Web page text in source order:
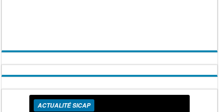
ACTUALITÉ SICAP